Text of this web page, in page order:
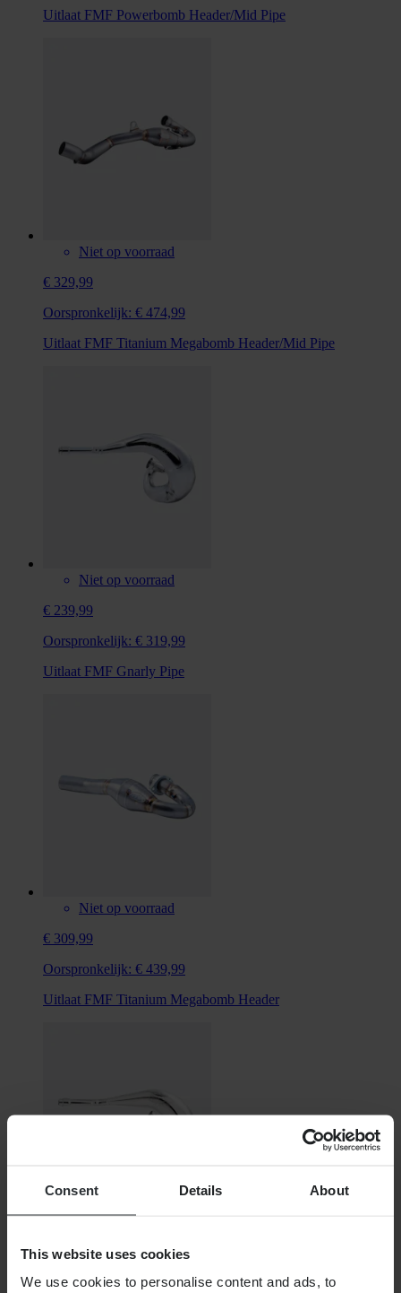
Consent Details About
This website uses cookies
We use cookies to personalise content and ads, to
Uitlaat FMF Powerbomb Header/Mid Pipe
Niet op voorraad
€ 329,99
Oorspronkelijk: € 474,99
Uitlaat FMF Titanium Megabomb Header/Mid Pipe
Niet op voorraad
€ 239,99
Oorspronkelijk: € 319,99
Uitlaat FMF Gnarly Pipe
Niet op voorraad
€ 309,99
Oorspronkelijk: € 439,99
Uitlaat FMF Titanium Megabomb Header